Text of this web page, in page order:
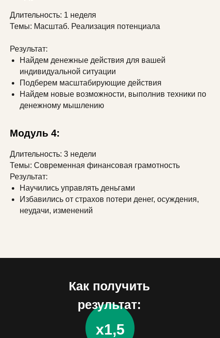
Длительность: 1 неделя
Темы: Масштаб. Реализация потенциала
Результат:
Найдем денежные действия для вашей
индивидуальной ситуации
Подберем масштабирующие действия
Найдем новые возможности, выполнив техники по
денежному мышлению
Модуль 4:
Длительность: 3 недели
Темы: Современная финансовая грамотность
Результат:
Научились управлять деньгами
Избавились от страхов потери денег, осуждения,
неудачи, изменений
Как получить
результат:
х1,5